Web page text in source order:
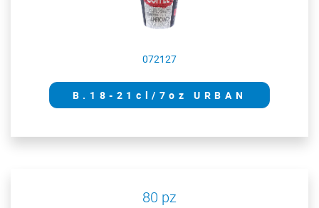
072127
B.18-21cl/7oz URBAN
80 pz